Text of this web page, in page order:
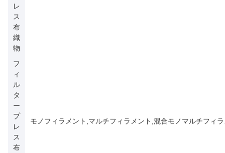
レ
ス
布
織
物
フ
ィ
ル
タ
ー
プ
レ
ス
布
モノフィラメント,マルチフィラメント,混合モノマルチフィ